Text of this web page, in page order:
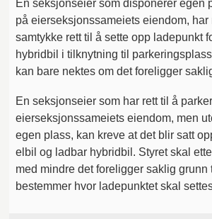
En seksjonseier som disponerer egen
på eierseksjonssameiets eiendom, har
samtykke rett til å sette opp ladepunkt
hybridbil i tilknytning til
kan bare nektes om det foreligger
En seksjonseier som har rett til å
eierseksjonssameiets eiendom, men
egen plass, kan kreve at det blir satt
elbil og ladbar hybridbil. Styret skal
med mindre det foreligger saklig grunn
bestemmer hvor ladepunktet skal